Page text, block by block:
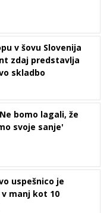
v šovu Slovenija
zdaj predstavlja
skladbo
bomo lagali, že
svoje sanje'
uspešnico je
manj kot 10